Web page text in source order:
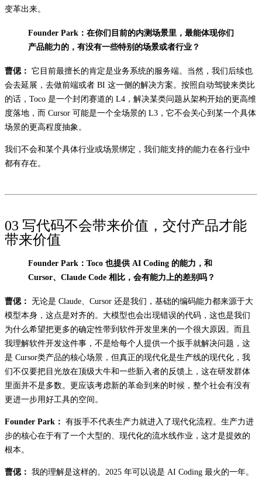
变革出来。
Founder Park：在你们目前的内测场景里，最能体现你们
产品能力的，有没有一些特别的场景或者行业？
曹偲： 它目前最擅长的肯定是业务系统的服务端。当然，我们后续也
会去延展，去做前端或者 BI 这一侧的解决方案。按照自动驾驶来类比
的话，Toco 是一个封闭赛道的 L4，解决某类问题从架构开始的更高维
度落地，而 Cursor 可能是一个全场景的 L3，它不会关心到某一个具体
场景的更高程度抽象。
我们不会和某个具体行业或场景绑定，我们能支持的能力在各行业中
都有存在。
03 写代码不会带来价值，交付产品才能
带来价值
Founder Park：Toco 也提供 AI Coding 的能力，和
Cursor、Claude Code 相比，会有能力上的差别吗？
曹偲： 无论是 Claude、Cursor 还是我们，基础的编码能力都来源于大
模型本身，这点是对齐的。大模型也会出现错误的代码，这也是我们
为什么希望把更多的确定性带到软件开发里来的一个很大原因。而且
我理解软件开发这件事，不是给每个人提供一个扳手就解决问题，这
是 Cursor类产品的核心场景，但真正的现代化是生产线的现代化，我
们不仅要把目光放在顶级大牛和一些新入者的反馈上，这在研发群体
里面并不是多数。更应该考虑新的革命到来的时候，整个社会有没有
更进一步用好工具的空间。
Founder Park： 有扳手不代表生产力就进入了现代化流程。生产力进
步的核心在于有了一个大型的、现代化的流水线作业，这才是提效的
根本。
曹偲： 我的理解是这样的。2025 年可以说是 AI Coding 最火的一年。